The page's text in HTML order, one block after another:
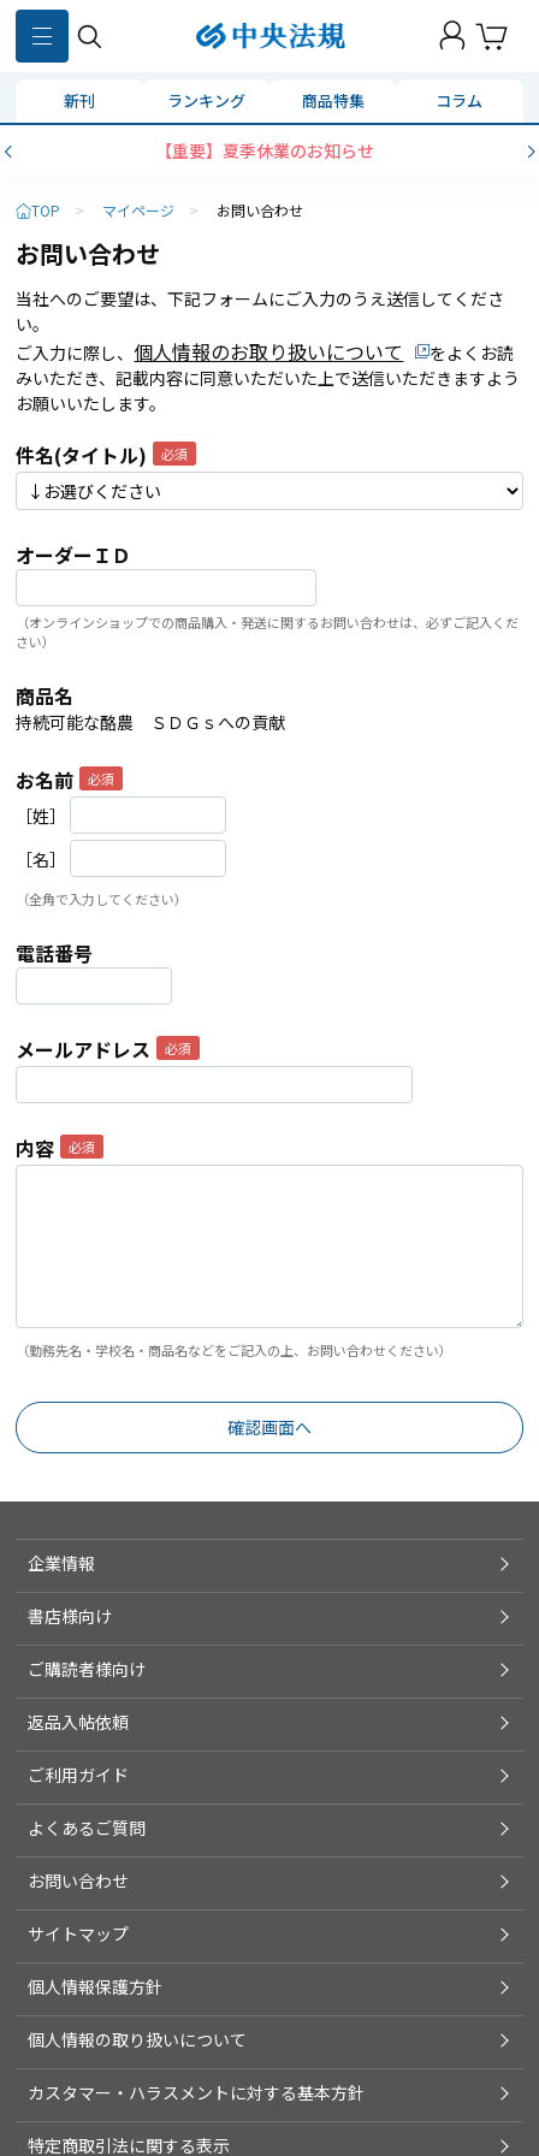
新刊 ランキング 商品特集 コラム
【重要】夏季休業のお知らせ
TOP > マイページ > お問い合わせ
お問い合わせ
当社へのご要望は、下記フォームにご入力のうえ送信してくださ
い。
ご入力に際し、 個人情報のお取り扱いについて
をよくお読
みいただき、記載内容に同意いただいた上で送信いただきますよう
お願いいたします。
件名(タイトル)
オーダーＩＤ
（オンラインショップでの商品購入・発送に関するお問い合わせは、必ずご記入くだ
さい）
商品名
持続可能な酪農 ＳＤＧｓへの貢献
お名前
［姓］
［名］
（全角で入力してください）
電話番号
メールアドレス
内容
（勤務先名・学校名・商品名などをご記入の上、お問い合わせください）
企業情報
書店様向け
ご購読者様向け
返品入帖依頼
ご利用ガイド
よくあるご質問
お問い合わせ
サイトマップ
個人情報保護方針
個人情報の取り扱いについて
カスタマー・ハラスメントに対する基本方針
特定商取引法に関する表示